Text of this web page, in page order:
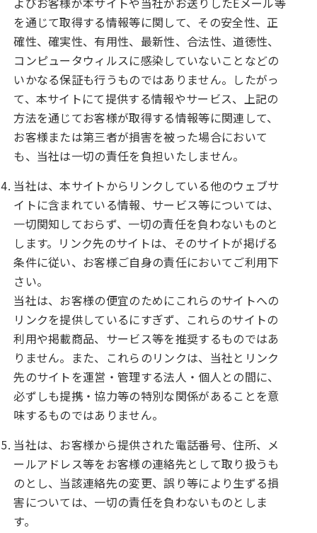
を通じて取得する情報等に関して、その安全性、正
確性、確実性、有用性、最新性、合法性、道徳性、
コンピュータウィルスに感染していないことなどの
いかなる保証も行うものではありません。したがっ
て、本サイトにて提供する情報やサービス、上記の
方法を通じてお客様が取得する情報等に関連して、
お客様または第三者が損害を被った場合において
も、当社は一切の責任を負担いたしません。
当社は、本サイトからリンクしている他のウェブサ
イトに含まれている情報、サービス等については、
一切関知しておらず、一切の責任を負わないものと
します。リンク先のサイトは、そのサイトが掲げる
条件に従い、お客様ご自身の責任においてご利用下
さい。
当社は、お客様の便宜のためにこれらのサイトへの
リンクを提供しているにすぎず、これらのサイトの
利用や掲載商品、サービス等を推奨するものではあ
りません。また、これらのリンクは、当社とリンク
先のサイトを運営・管理する法人・個人との間に、
必ずしも提携・協力等の特別な関係があることを意
味するものではありません。
当社は、お客様から提供された電話番号、住所、メ
ールアドレス等をお客様の連絡先として取り扱うも
のとし、当該連絡先の変更、誤り等により生ずる損
害については、一切の責任を負わないものとしま
す。